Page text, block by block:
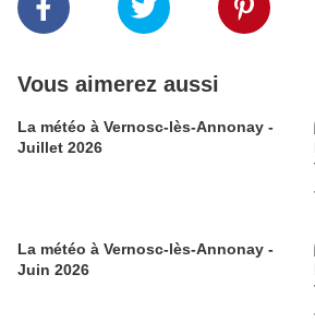
Vous aimerez aussi
La météo à Vernosc-lès-Annonay -
Juillet 2026
La météo à Vernosc-lès-Annonay -
Juin 2026